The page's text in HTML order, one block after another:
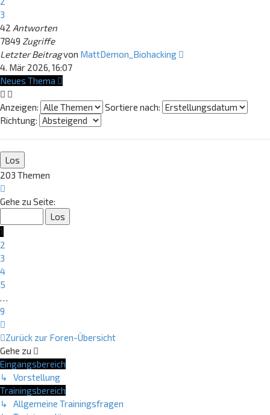
3
42 Antworten
7849 Zugriffe
Letzter Beitragvon MattDemon_Biohacking
4. Mär 2026, 16:07
Neues Thema
Anzeigen:
Sortiere nach:
Richtung:
203 Themen
1
9
Gehe zu Seite:
1
2
3
4
5
…
9
Zurück zur Foren-Übersicht
Gehe zu
Eingangsbereich
↳ Vorstellung
Trainingsbereich
↳ Allgemeine Trainingsfragen